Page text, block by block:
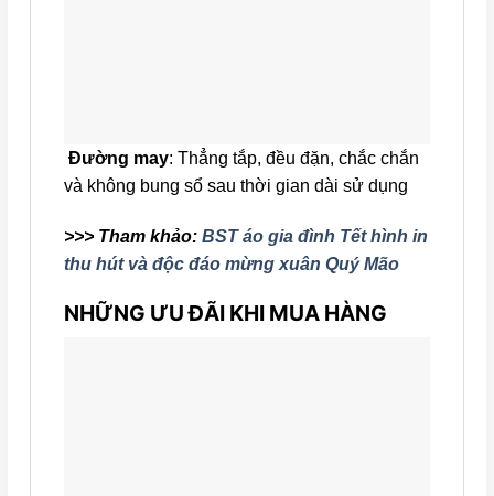
Đường may: Thẳng tắp, đều đặn, chắc chắn
và không bung sổ sau thời gian dài sử dụng
>>> Tham khảo: BST áo gia đình Tết hình in
thu hút và độc đáo mừng xuân Quý Mão
NHỮNG ƯU ĐÃI KHI MUA HÀNG